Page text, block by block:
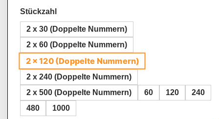
Stückzahl auswählen
2 x 30 (Doppelte Nummern)
2 x 60 (Doppelte Nummern)
2 x 120 (Doppelte Nummern)
2 x 240 (Doppelte Nummern)
2 x 500 (Doppelte Nummern)
60 120
240
480
1000